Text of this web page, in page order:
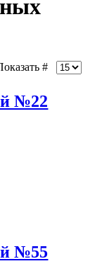
#
№22
№55